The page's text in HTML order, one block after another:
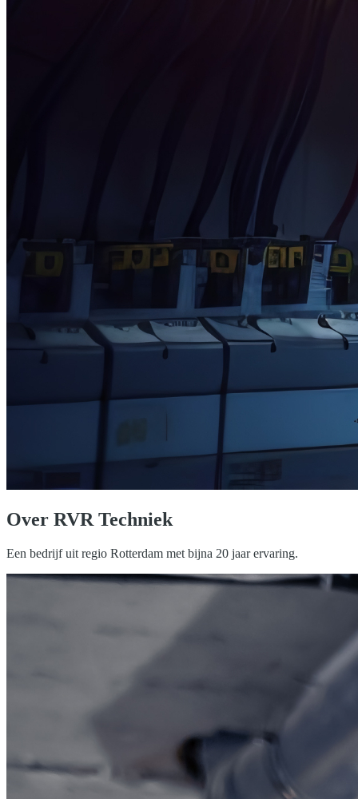
Over RVR Techniek
Een bedrijf uit regio Rotterdam met bijna 20 jaar ervaring.